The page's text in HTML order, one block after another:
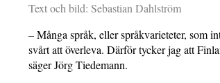
Text och bild: Sebastian Dahlström
– Många språk, eller språkvarieteter, som
svårt att överleva. Därför tycker jag att
säger Jörg Tiedemann.